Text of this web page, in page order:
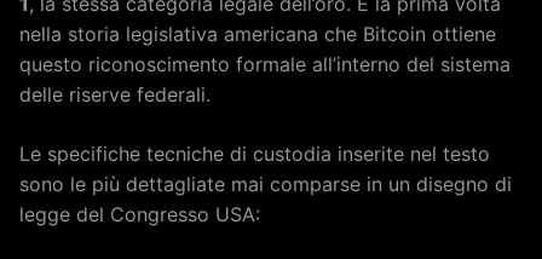
nella storia legislativa americana che Bitcoin ottiene
questo riconoscimento formale all’interno del sistema
delle riserve federali.
Le specifiche tecniche di custodia inserite nel testo
sono le più dettagliate mai comparse in un disegno di
legge del Congresso USA: